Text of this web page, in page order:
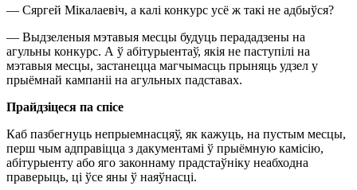
— Сяргей Мікалаевіч, а калі конкурс усё ж такі не адбыўся?
— Выдзеленыя мэтавыя месцы будуць перададзены на
агульны конкурс. А ў абітурыентаў, якія не паступілі на
мэтавыя месцы, застанецца магчымасць прыняць удзел у
прыёмнай кампаніі на агульных падставах.
Прайдзіцеся па спісе
Каб пазбегнуць непрыемнасцяў, як кажуць, на пустым месцы,
перш чым адправіцца з дакументамі ў прыёмную камісію,
абітурыенту або яго законнаму прадстаўніку неабходна
праверыць, ці ўсе яны ў наяўнасці.